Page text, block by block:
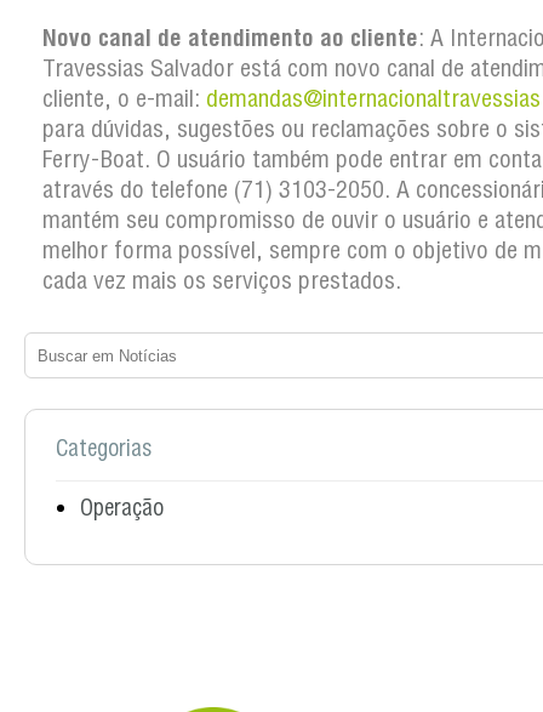
Novo canal de atendimento ao cliente: A
Travessias Salvador está com novo canal de
cliente, o e-mail:
para dúvidas, sugestões ou reclamações sobre o
Ferry-Boat. O usuário também pode entrar em
através do telefone (71) 3103-2050. A
mantém seu compromisso de ouvir o usuário e
melhor forma possível, sempre com o objetivo de
cada vez mais os serviços prestados.
Categorias
Operação